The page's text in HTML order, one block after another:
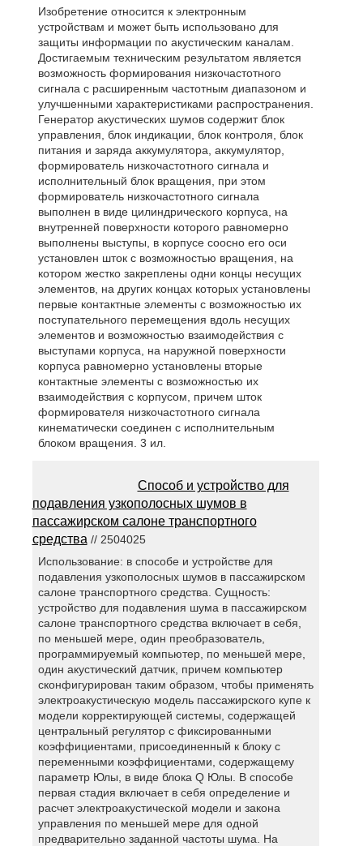
Изобретение относится к электронным
устройствам и может быть использовано для
защиты информации по акустическим каналам.
Достигаемым техническим результатом является
возможность формирования низкочастотного
сигнала с расширенным частотным диапазоном и
улучшенными характеристиками распространения.
Генератор акустических шумов содержит блок
управления, блок индикации, блок контроля, блок
питания и заряда аккумулятора, аккумулятор,
формирователь низкочастотного сигнала и
исполнительный блок вращения, при этом
формирователь низкочастотного сигнала
выполнен в виде цилиндрического корпуса, на
внутренней поверхности которого равномерно
выполнены выступы, в корпусе соосно его оси
установлен шток с возможностью вращения, на
котором жестко закреплены одни концы несущих
элементов, на других концах которых установлены
первые контактные элементы с возможностью их
поступательного перемещения вдоль несущих
элементов и возможностью взаимодействия с
выступами корпуса, на наружной поверхности
корпуса равномерно установлены вторые
контактные элементы с возможностью их
взаимодействия с корпусом, причем шток
формирователя низкочастотного сигнала
кинематически соединен с исполнительным
блоком вращения. 3 ил.
Способ и устройство для
подавления узкополосных шумов в
пассажирском салоне транспортного
средства // 2504025
Использование: в способе и устройстве для
подавления узкополосных шумов в пассажирском
салоне транспортного средства. Сущность:
устройство для подавления шума в пассажирском
салоне транспортного средства включает в себя,
по меньшей мере, один преобразователь,
программируемый компьютер, по меньшей мере,
один акустический датчик, причем компьютер
сконфигурирован таким образом, чтобы применять
электроакустическую модель пассажирского купе к
модели корректирующей системы, содержащей
центральный регулятор с фиксированными
коэффициентами, присоединенный к блоку с
переменными коэффициентами, содержащему
параметр Юлы, в виде блока Q Юлы. В способе
первая стадия включает в себя определение и
расчет электроакустической модели и закона
управления по меньшей мере для одной
предварительно заданной частоты шума. На